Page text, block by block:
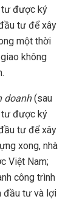
tư được ký
tư để xây
một thời
không
doanh(sau
tư được ký
tư để xây
xong, nhà
Việt Nam;
công trình
đầu tư và lợi